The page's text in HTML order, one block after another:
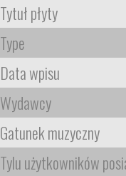
Tytuł płyty
Type
Data wpisu
Wydawcy
Gatunek muzyczny
Tylu użytkowników